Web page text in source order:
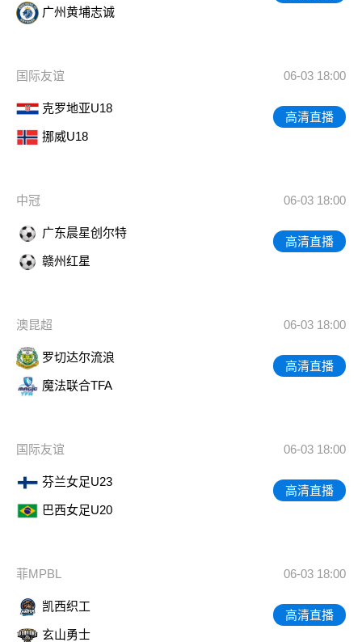
广州黄埔志诚
国际友谊 06-03 18:00
克罗地亚U18
挪威U18
高清直播
中冠 06-03 18:00
广东晨星创尔特
赣州红星
高清直播
澳昆超 06-03 18:00
罗切达尔流浪
魔法联合TFA
高清直播
国际友谊 06-03 18:00
芬兰女足U23
巴西女足U20
高清直播
菲MPBL 06-03 18:00
凯西织工
玄山勇士
高清直播